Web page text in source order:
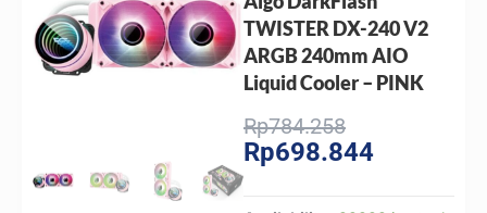
TWISTER DX-240 V2
ARGB 240mm AIO
Liquid Cooler – PINK
Rp784.258Original
price
Rp698.844price